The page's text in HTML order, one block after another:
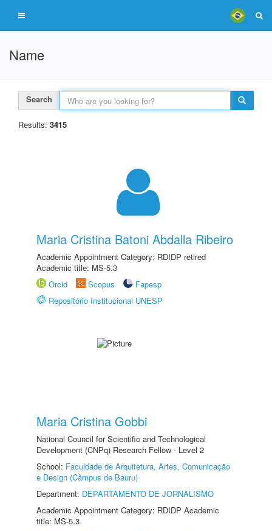
Name
Search
Results: 3415
Maria Cristina Batoni Abdalla Ribeiro
Academic Appointment Category: RDIDP retired
Academic title: MS-5.3
Orcid
Scopus
Fapesp
Repositório Institucional UNESP
Maria Cristina Gobbi
National Council for Scientific and Technological
Development (CNPq) Research Fellow - Level 2
School: Faculdade de Arquitetura, Artes, Comunicação
e Design (Câmpus de Bauru)
Department: DEPARTAMENTO DE JORNALISMO
Academic Appointment Category: RDIDP Academic
title: MS-5.3